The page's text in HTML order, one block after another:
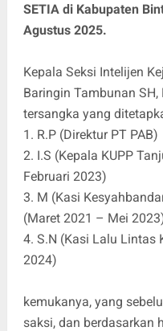
SETIA di Kabupaten
Agustus 2025.
Kepala Seksi Intelijen
Baringin Tambunan
tersangka yang
1. R.P (Direktur PT PAB)
2. I.S (Kepala KUPP
Februari 2023)
3. M (Kasi
(Maret 2021 – Mei
4. S.N (Kasi Lalu Lintas
2024)
kemukanya, yang
saksi, dan berdasarkan